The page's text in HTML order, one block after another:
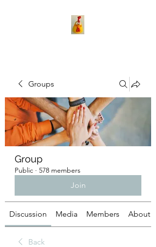
Groups
Group
Public · 578 members
Join
Discussion Media Members About
Back